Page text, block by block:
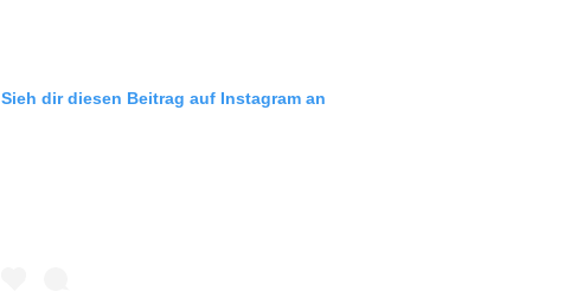
Sieh dir diesen Beitrag auf Instagram an